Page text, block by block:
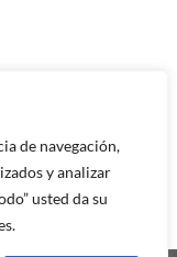
de navegación,
y analizar
usted da su
mundo!